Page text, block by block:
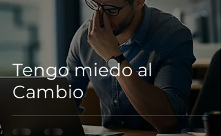
Tengo miedo al
Cambio